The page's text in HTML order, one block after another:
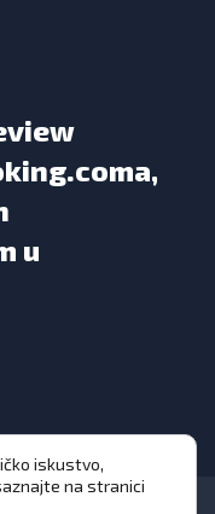
u
iskustvo,
na stranici